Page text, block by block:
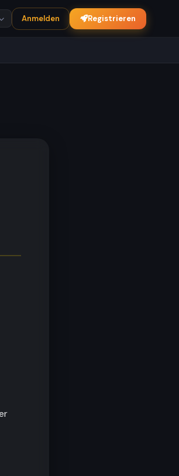
Anmelden Registrieren